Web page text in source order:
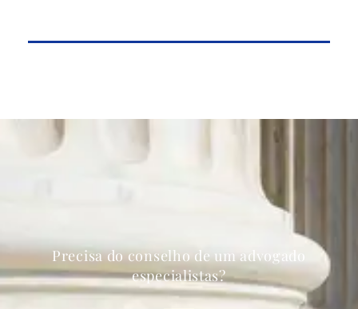
Precisa do conselho de um advogado
especialistas?